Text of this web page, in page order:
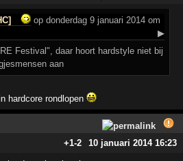
op donderdag 9 januari 2014 om
▶
Festival", daar hoort hardstyle niet bij
aan
hardcore rondlopen
+1-2 10 januari 2014 16:23